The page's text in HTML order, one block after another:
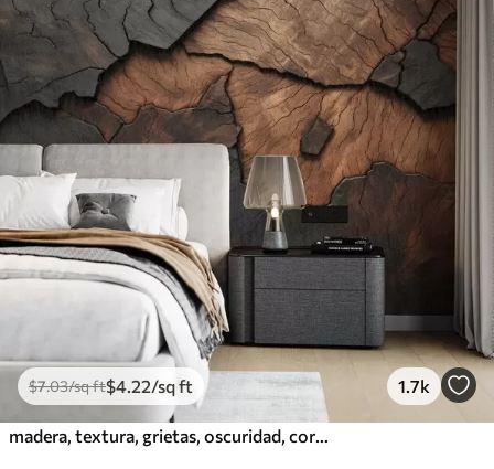
$7.03/sq ft$4 .22/sq ft 1.7k